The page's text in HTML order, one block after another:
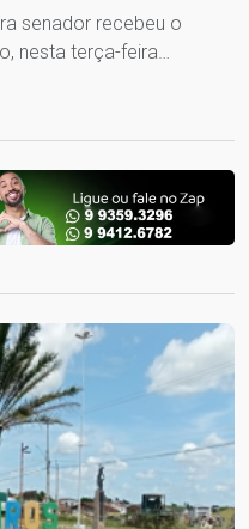
senador recebeu o
nesta terça-feira…